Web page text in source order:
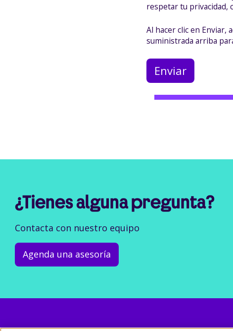
respetar tu privacidad,
Al hacer clic en Enviar,
suministrada arriba
¿Tienes alguna pregunta?
Contacta con nuestro equipo
Agenda una asesoría